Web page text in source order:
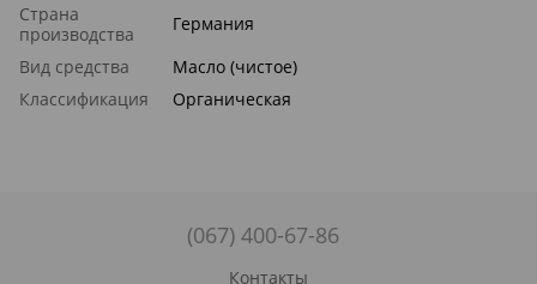
Страна
производства
Германия
Вид средства
Масло (чистое)
Классификация
Органическая
(067) 400-67-86
Контакты